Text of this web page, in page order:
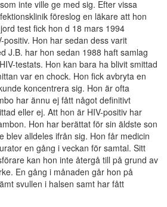
inte ville ge med sig. Efter vissa
föreslog en läkare att hon
test fick hon d 18 mars 1994
Hon har sedan dess varit
J.B. har hon sedan 1988 haft samlag
testats. Hon kan bara ha blivit smittad
var en chock. Hon fick avbryta en
koncentrera sig. Hon är ofta
har ännu ej fått något definitivt
eller ej. Att hon är HIV-positiv har
Hon har berättat för sin äldste son
blev alldeles ifrån sig. Hon får medicin
en gång i veckan för samtal. Sitt
kan hon inte återgå till på grund av
En gång i månaden går hon på
svullen i halsen samt har fått